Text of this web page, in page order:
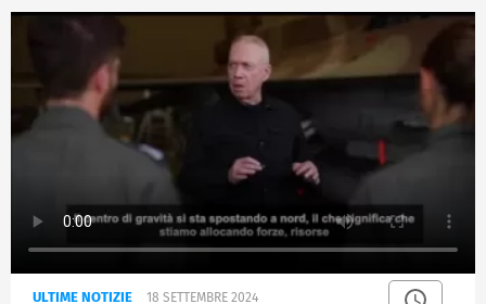
ULTIME NOTIZIE 18 SETTEMBRE 2024